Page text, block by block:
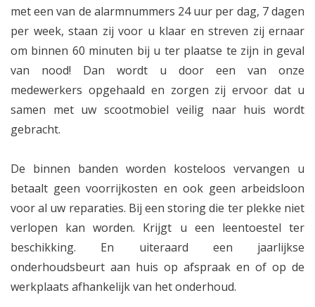
met een van de alarmnummers 24 uur per dag, 7 dagen
per week, staan zij voor u klaar en streven zij ernaar
om binnen 60 minuten bij u ter plaatse te zijn in geval
van nood! Dan wordt u door een van onze
medewerkers opgehaald en zorgen zij ervoor dat u
samen met uw scootmobiel veilig naar huis wordt
gebracht.
De binnen banden worden kosteloos vervangen u
betaalt geen voorrijkosten en ook geen arbeidsloon
voor al uw reparaties. Bij een storing die ter plekke niet
verlopen kan worden. Krijgt u een leentoestel ter
beschikking. En uiteraard een jaarlijkse
onderhoudsbeurt aan huis op afspraak en of op de
werkplaats afhankelijk van het onderhoud.